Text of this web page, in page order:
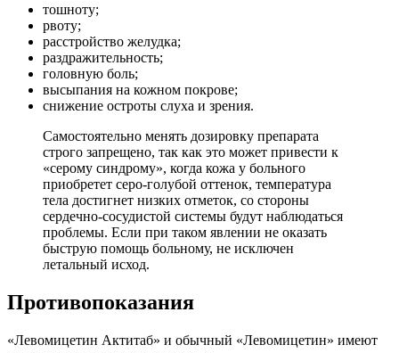
тошноту;
рвоту;
расстройство желудка;
раздражительность;
головную боль;
высыпания на кожном покрове;
снижение остроты слуха и зрения.
Самостоятельно менять дозировку препарата
строго запрещено, так как это может привести к
«серому синдрому», когда кожа у больного
приобретет серо-голубой оттенок, температура
тела достигнет низких отметок, со стороны
сердечно-сосудистой системы будут наблюдаться
проблемы. Если при таком явлении не оказать
быструю помощь больному, не исключен
летальный исход.
Противопоказания
«Левомицетин Актитаб» и обычный «Левомицетин» имеют